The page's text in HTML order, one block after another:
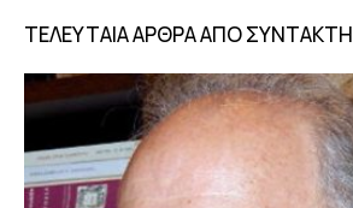
ΤΕΛΕΥΤΑΙΑ ΑΡΘΡΑ ΑΠΟ ΣΥΝΤΑΚΤΗ